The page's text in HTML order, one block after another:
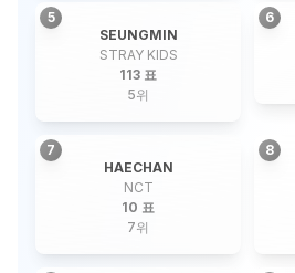
5
SEUNGMIN
STRAY KIDS
113 표
5위
6
7
HAECHAN
NCT
10 표
7위
8